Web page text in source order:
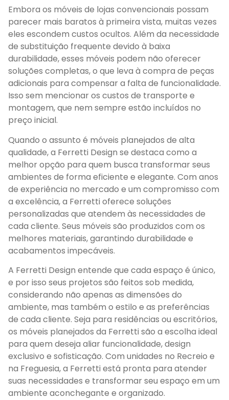
Embora os móveis de lojas convencionais possam
parecer mais baratos à primeira vista, muitas vezes
eles escondem custos ocultos. Além da necessidade
de substituição frequente devido à baixa
durabilidade, esses móveis podem não oferecer
soluções completas, o que leva à compra de peças
adicionais para compensar a falta de funcionalidade.
Isso sem mencionar os custos de transporte e
montagem, que nem sempre estão incluídos no
preço inicial.
Quando o assunto é móveis planejados de alta
qualidade, a Ferretti Design se destaca como a
melhor opção para quem busca transformar seus
ambientes de forma eficiente e elegante. Com anos
de experiência no mercado e um compromisso com
a excelência, a Ferretti oferece soluções
personalizadas que atendem às necessidades de
cada cliente. Seus móveis são produzidos com os
melhores materiais, garantindo durabilidade e
acabamentos impecáveis.
A Ferretti Design entende que cada espaço é único,
e por isso seus projetos são feitos sob medida,
considerando não apenas as dimensões do
ambiente, mas também o estilo e as preferências
de cada cliente. Seja para residências ou escritórios,
os móveis planejados da Ferretti são a escolha ideal
para quem deseja aliar funcionalidade, design
exclusivo e sofisticação. Com unidades no Recreio e
na Freguesia, a Ferretti está pronta para atender
suas necessidades e transformar seu espaço em um
ambiente aconchegante e organizado.